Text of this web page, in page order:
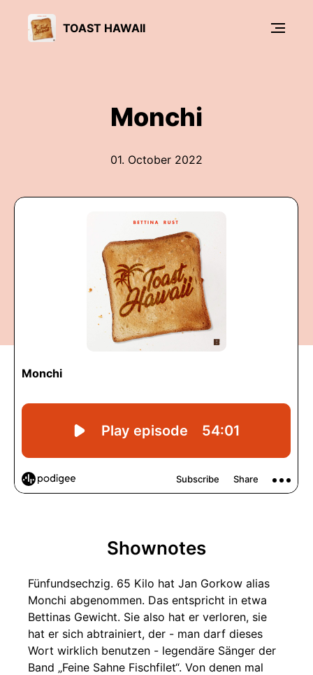
TOAST HAWAII
Monchi
01. October 2022
Shownotes
Fünfundsechzig. 65 Kilo hat Jan Gorkow alias
Monchi abgenommen. Das entspricht in etwa
Bettinas Gewicht. Sie also hat er verloren, sie
hat er sich abtrainiert, der - man darf dieses
Wort wirklich benutzen - legendäre Sänger der
Band „Feine Sahne Fischfilet“. Von denen mal